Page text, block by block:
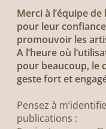
Merci à l’équipe
pour leur
promouvoir les
A l’heure où
pour beaucoup, le
geste fort et
Pensez à
publications :